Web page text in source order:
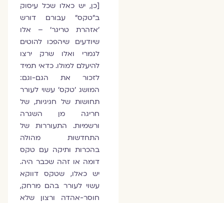
[כן, יש כאלו שכל עיסוק
ב״טקס״ עבורם דורש
׳אזהרת טריגר׳ – אלו
שיודעים שיהפכו להוטים
לגמרי ואלו שרק ירצו
להיעלם למולו. כדאי תמיד
לזכור את הגם-וגם:
המושג 'טקס' עשוי לעורר
תחושות של חגיגיות, של
חריגה מן השגרה
ורשמיות. התעוררות של
התחדשות מהולה
בהכרות ותיקה עם טקס
דומה או זהה שכבר היה.
יש כאלו, שטקס דווקא
עשוי לעורר בהם מרחק,
חוסר-אהדה ורצון שלא